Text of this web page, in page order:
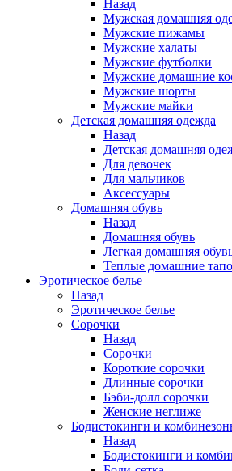
Назад
Мужская домашняя
Мужские пижамы
Мужские халаты
Мужские футболки
Мужские домашние
Мужские шорты
Мужские майки
Детская домашняя одежда
Назад
Детская домашняя
Для девочек
Для мальчиков
Аксессуары
Домашняя обувь
Назад
Домашняя обувь
Легкая домашняя
Теплые домашние
Эротическое белье
Назад
Эротическое белье
Сорочки
Назад
Сорочки
Короткие сорочки
Длинные сорочки
Бэби-долл сорочки
Женские неглиже
Бодистокинги и
Назад
Бодистокинги и